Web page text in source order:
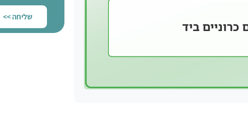
שליחה >>